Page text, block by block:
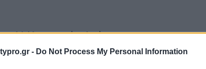
- Do Not Process My Personal Information
Η Kaspersky Lab
προειδοποιεί: Προσοχή στους